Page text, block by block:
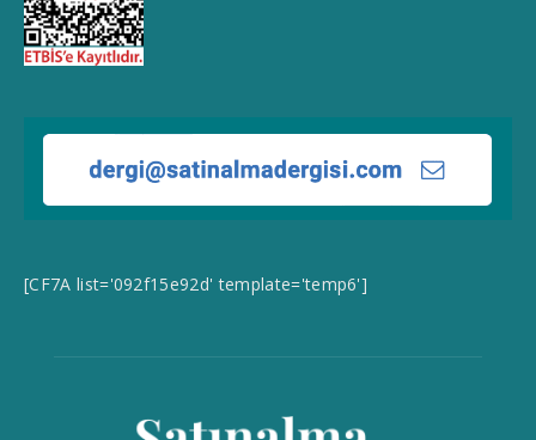
[CF7A list='092f15e92d' template='temp6']